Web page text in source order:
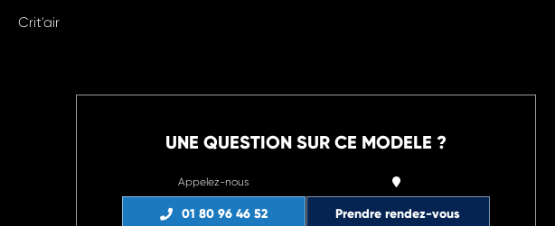
Crit'air
UNE QUESTION SUR CE MODELE ?
Appelez-nous
01 80 96 46 52 Prendre rendez-vous